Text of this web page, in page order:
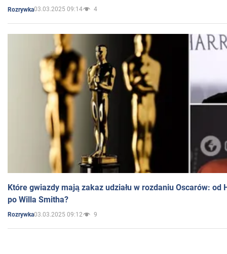
Rozrywka03.03.2025 09:14 4
Które gwiazdy mają zakaz udziału w rozdaniu Oscarów: od
po Willa Smitha?
Rozrywka03.03.2025 09:12 9